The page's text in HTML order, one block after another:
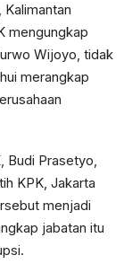
mengungkap
Wijoyo, tidak
merangkap
Budi Prasetyo,
KPK, Jakarta
menjadi
jabatan itu